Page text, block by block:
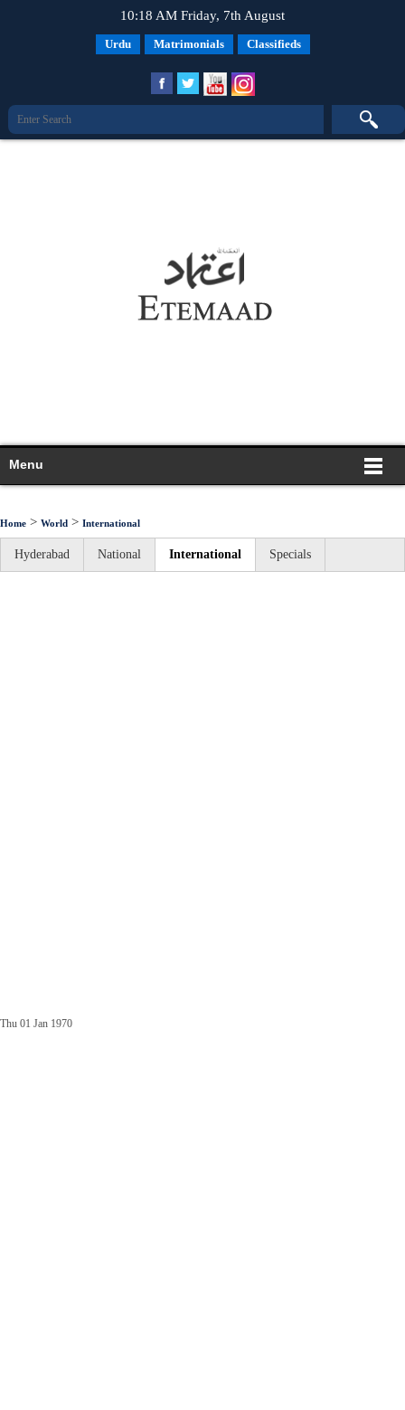
10:18 AM Friday, 7th August
Urdu Matrimonials Classifieds
Menu
Home > World > International
Hyderabad National International Specials
Thu 01 Jan 1970